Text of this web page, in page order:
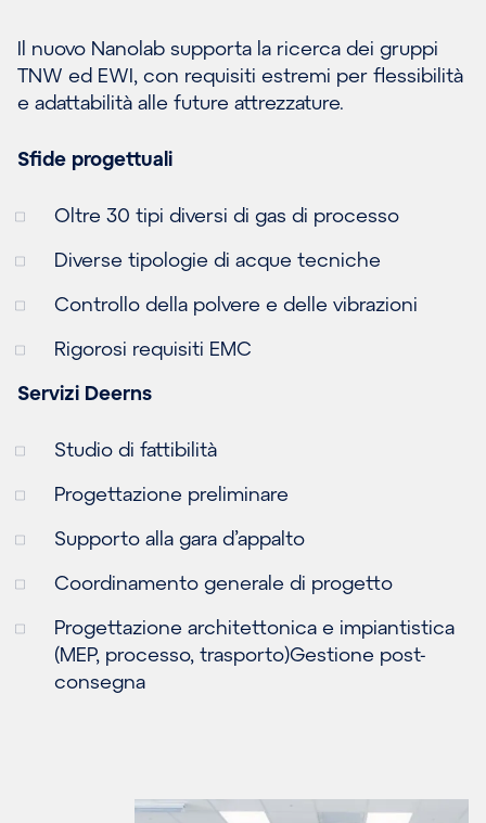
Il nuovo Nanolab supporta la ricerca dei gruppi
TNW ed EWI, con requisiti estremi per flessibilità
e adattabilità alle future attrezzature.
Sfide progettuali
Oltre 30 tipi diversi di gas di processo
Diverse tipologie di acque tecniche
Controllo della polvere e delle vibrazioni
Rigorosi requisiti EMC
Servizi Deerns
Studio di fattibilità
Progettazione preliminare
Supporto alla gara d’appalto
Coordinamento generale di progetto
Progettazione architettonica e impiantistica
(MEP, processo, trasporto)Gestione post-
consegna